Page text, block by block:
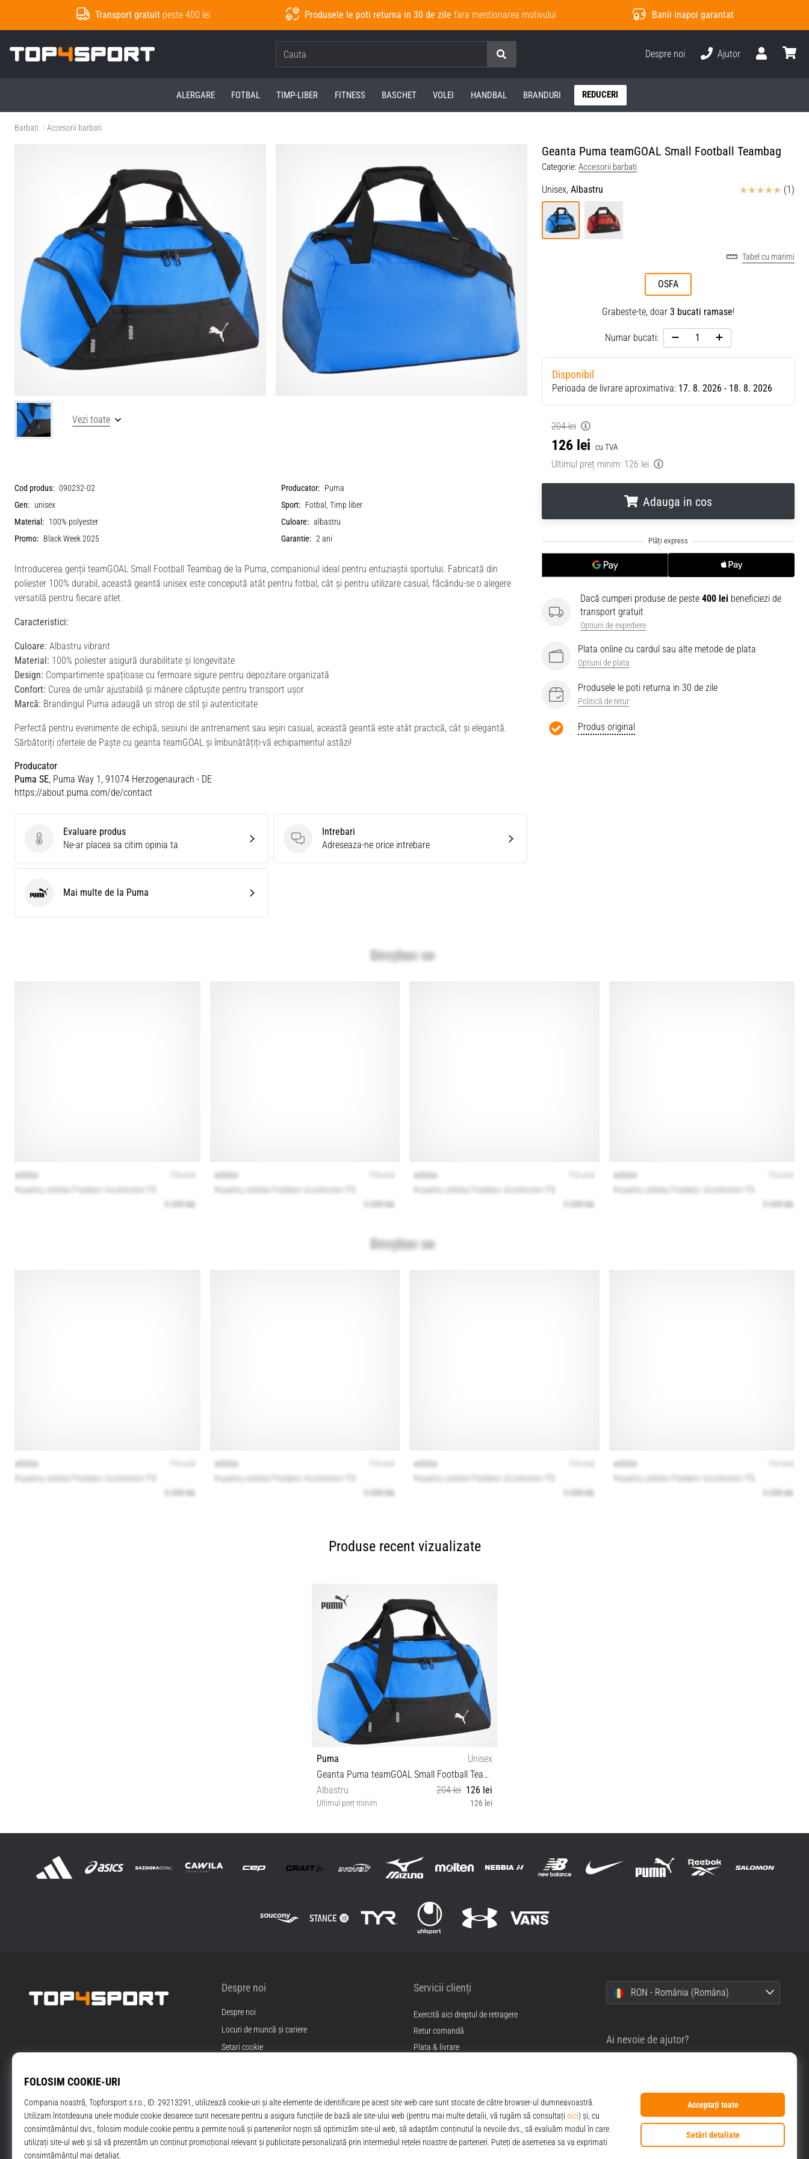
Transport gratuitpeste 400 lei Produsele le poti returna in 30 de zile fara mentionarea motivului Banii inapoi garantat
Top4Sport.ro
Cauta
Despre noi
Ajutor
ALERGARE FOTBAL TIMP-LIBER FITNESS BASCHET VOLEI HANDBAL BRANDURI REDUCERI
Barbati Accesorii barbati
Geanta Puma teamGOAL Small Football Teambag
Categorie:Accesorii barbati
Unisex, Albastru Review (1)
Tabel cu marimi
OSFA
Grabeste-te, doar 3 bucati ramase!
Numar bucati:
Disponibil
Perioada de livrare aproximativa: 17. 8. 2026 - 18. 8. 2026
204 lei
126 lei cu TVA
Ultimul preț minim: 126 lei
Adauga in cos
Dacă cumperi produse de peste 400 lei beneficiezi de
transport gratuit
Optiuni de expediere
Plata online cu cardul sau alte metode de plata
Optiuni de plata
Produsele le poti returna in 30 de zile
Politică de retur
Produs original
Vezi toate
Cod produs: 090232-02 Producator: Puma
Gen: unisex Sport: Fotbal, Timp liber
Material: 100% polyester Culoare: albastru
Promo: Black Week 2025 Garantie: 2 ani
Introducerea genții teamGOAL Small Football Teambag de la Puma, companionul ideal pentru entuziaștii sportului. Fabricată din
poliester 100% durabil, această geantă unisex este concepută atât pentru fotbal, cât și pentru utilizare casual, făcându-se o alegere
versatilă pentru fiecare atlet.
Caracteristici:
Culoare: Albastru vibrant
Material: 100% poliester asigură durabilitate și longevitate
Design: Compartimente spațioase cu fermoare sigure pentru depozitare organizată
Confort: Curea de umăr ajustabilă și mânere căptușite pentru transport ușor
Marcă: Brandingul Puma adaugă un strop de stil și autenticitate
Perfectă pentru evenimente de echipă, sesiuni de antrenament sau ieșiri casual, această geantă este atât practică, cât și elegantă.
Sărbătoriți ofertele de Paște cu geanta teamGOAL și îmbunătățiți-vă echipamentul astăzi!
Producator
Puma SE, Puma Way 1, 91074 Herzogenaurach - DE
https://about.puma.com/de/contact
Evaluare produs
Evaluare produs
Ne-ar placea sa citim opinia ta
Intrebari
Intrebari
Adreseaza-ne orice intrebare
Puma Mai multe de la Puma
Produse recent vizualizate
Puma
Unisex
Geanta Puma teamGOAL Small Football Teambag
Albastru
204 lei 126 lei
Ultimul preț minim 126 lei
OSFA
Despre noi
Despre noi
Locuri de muncă și cariere
Setari cookie
Servicii clienți
Exercită aici dreptul de retragere
Retur comandă
Plata & livrare
Politica de confidentialitate
ANPC
RON - România (Româna)
Ai nevoie de ajutor?
info@top4sport.ro